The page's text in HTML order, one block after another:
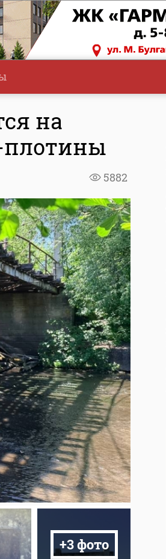
на
плотины
5882
+3 фото